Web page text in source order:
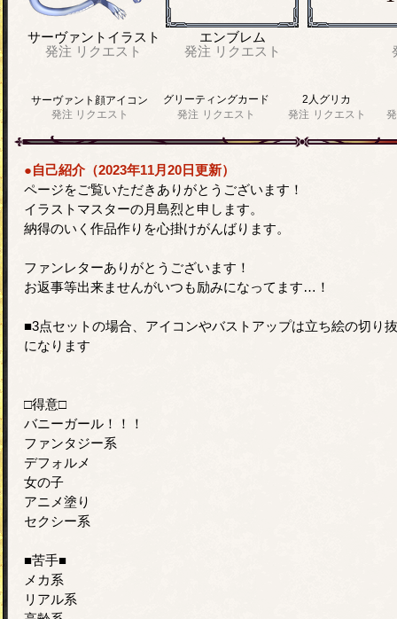
サーヴァントイラスト
発注 リクエスト
エンブレム
発注 リクエスト
サーヴァント顔アイコン
発注 リクエスト
グリーティングカード
発注 リクエスト
2人グリカ
発注 リクエスト
●自己紹介（2023年11月20日更新）
ページをご覧いただきありがとうございます！
イラストマスターの月島烈と申します。
納得のいく作品作りを心掛けがんばります。
ファンレターありがとうございます！
お返事等出来ませんがいつも励みになってます…！
■3点セットの場合、アイコンやバストアップは立ち絵の切り
になります
□得意□
バニーガール！！！
ファンタジー系
デフォルメ
女の子
アニメ塗り
セクシー系
■苦手■
メカ系
リアル系